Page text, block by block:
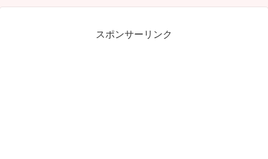
スポンサーリンク